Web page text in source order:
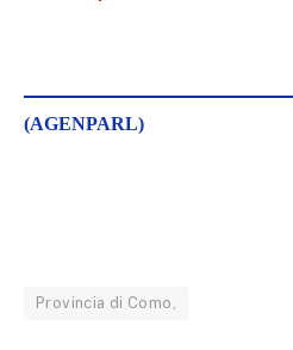
(AGENPARL)
Provincia di Como,